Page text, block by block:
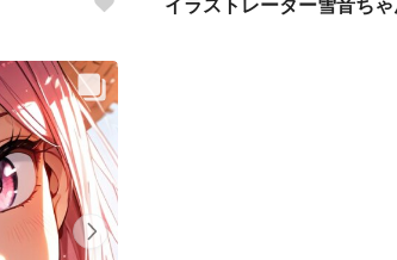
イラストレーター雪音ちゃ